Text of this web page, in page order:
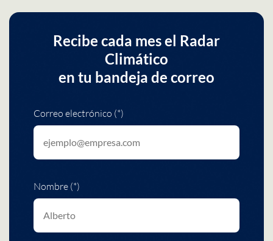
Recibe cada mes el Radar
Climático
en tu bandeja de correo
Correo electrónico (*)
Nombre (*)